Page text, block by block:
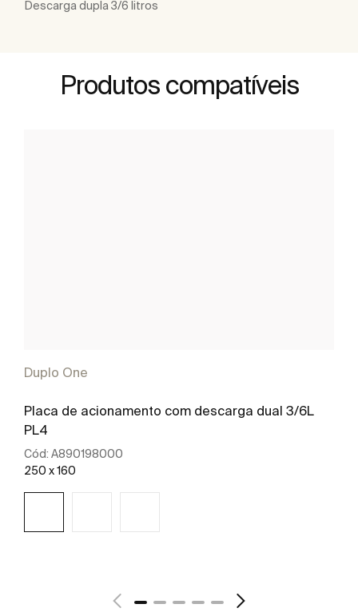
Descarga dupla 3/6 litros
Produtos compatíveis
Duplo One
Placa de acionamento com descarga dual 3/6L
PL4
Cód: A890198000
250 x 160